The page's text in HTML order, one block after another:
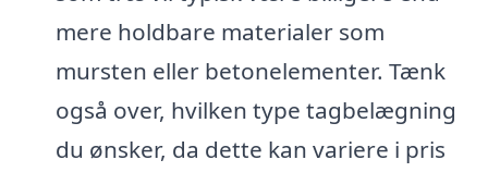
mere holdbare materialer som
mursten eller betonelementer. Tænk
også over, hvilken type tagbelægning
du ønsker, da dette kan variere i pris